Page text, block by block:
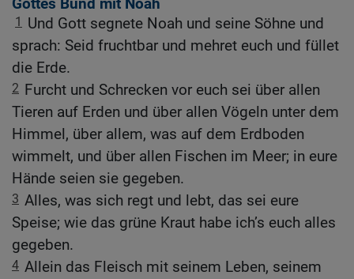
Gottes Bund mit Noah
1
Und Gott segnete Noah und seine Söhne und
sprach: Seid fruchtbar und mehret euch und füllet
die Erde.
2 Furcht und Schrecken vor euch sei über allen
Tieren auf Erden und über allen Vögeln unter dem
Himmel, über allem, was auf dem Erdboden
wimmelt, und über allen Fischen im Meer; in eure
Hände seien sie gegeben.
3 Alles, was sich regt und lebt, das sei eure
Speise; wie das grüne Kraut habe ich’s euch alles
gegeben.
4 Allein das Fleisch mit seinem Leben, seinem